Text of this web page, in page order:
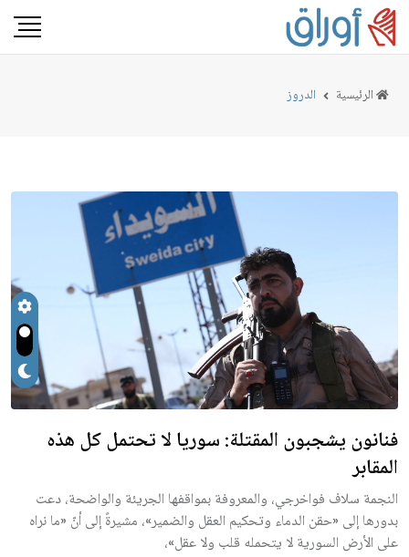
الرئيسية الدروز
فنانون يشجبون المقتلة: سوريا لا تحتمل كل هذه
المقابر
النجمة سلاف فواخرجي، والمعروفة بمواقفها الجريئة والواضحة، دعت
بدورها إلى «حقن الدماء وتحكيم العقل والضمير»، مشيرةً إلى أنّ «ما نراه
على الأرض السورية لا يتحمله قلب ولا عقل»،